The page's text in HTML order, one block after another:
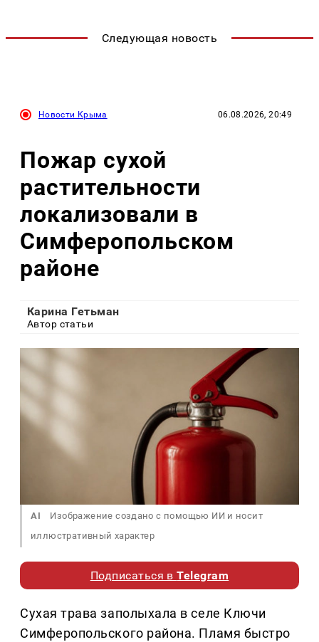
Следующая новость
Новости Крыма 06.08.2026, 20:49
Пожар сухой
растительности
локализовали в
Симферопольском
районе
Карина Гетьман
Автор статьи
AI
Изображение создано с помощью ИИ и носит
иллюстративный характер
Подписаться вTelegram
Сухая трава заполыхала в селе Ключи
Симферопольского района. Пламя быстро